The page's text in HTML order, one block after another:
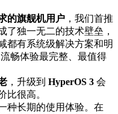
的旗舰机用户 ，我们首推
了独一无二的技术壁垒，
都有系统级解决方案和明
畅体验最完整、最值得
，升级到 HyperOS 3 会
比很高。
种长期的使用体验。在